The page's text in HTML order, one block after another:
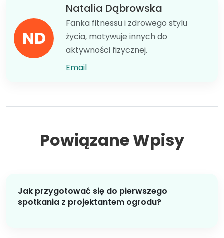
ND
Natalia Dąbrowska
Fanka fitnessu i zdrowego stylu
życia, motywuje innych do
aktywności fizycznej.
Email
Powiązane Wpisy
Jak przygotować się do pierwszego
spotkania z projektantem ogrodu?